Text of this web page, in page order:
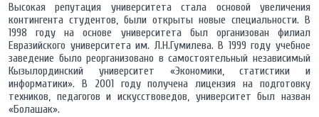
Высокая репутация университета стала основой увеличения
контингента студентов, были открыты новые специальности. В
1998 году на основе университета был организован филиал
Евразийского университета им. Л.Н.Гумилева. В 1999 году учебное
заведение было реорганизовано в самостоятельный независимый
Кызылординский университет «Экономики, статистики и
информатики». В 2001 году получена лицензия на подготовку
техников, педагогов и искусствоведов, университет был назван
«Болашак».